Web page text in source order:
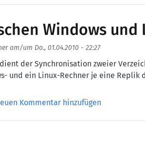
Windows
am/um Do., 01.04.2010 - 22:27
der Synchronisation zweier
und ein Linux-Rechner je eine Replik
zwischen Windows und Linux/Unix
Kommentar hinzufügen